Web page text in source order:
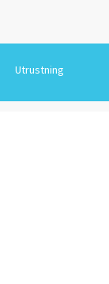
Utrustning